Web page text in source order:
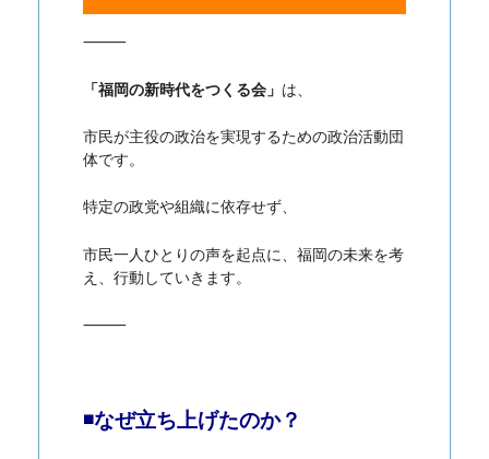
⸻
「福岡の新時代をつくる会」 は、
市民が主役の政治を実現するための政治活動団
体です。
特定の政党や組織に依存せず、
市民一人ひとりの声を起点に、福岡の未来を考
え、行動していきます。
⸻
◾️なぜ立ち上げたのか？